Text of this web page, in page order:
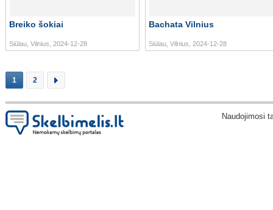
Breiko šokiai
Siūlau, Vilnius, 2024-12-28
Bachata Vilnius
Siūlau, Vilnius, 2024-12-28
1 2
Naudojimosi